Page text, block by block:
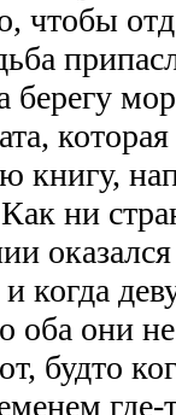
чтобы
книгу,
ни
когда
оба они
будто
где-